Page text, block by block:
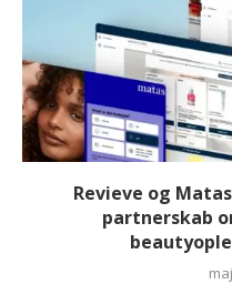
Revieve og
partnerskab